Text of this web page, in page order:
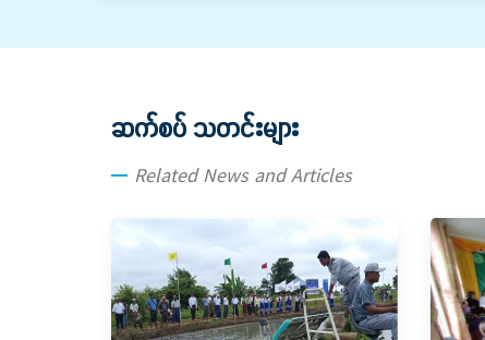
ဆက်စပ် သတင်းများ
Related News and Articles